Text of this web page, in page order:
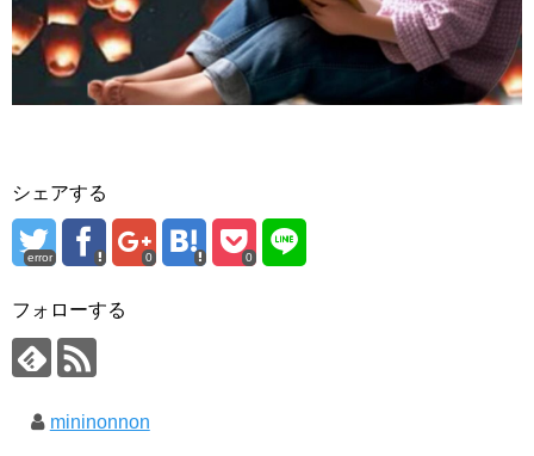
シェアする
error 0 0
フォローする
mininonnon